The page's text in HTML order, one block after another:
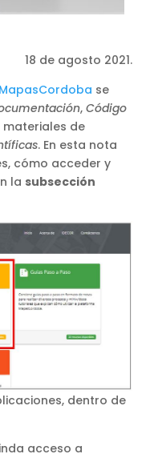
18 de agosto 2021.
se
,Código
materiales de
. En esta nota
cómo acceder y
la subsección
dentro de
acceso a